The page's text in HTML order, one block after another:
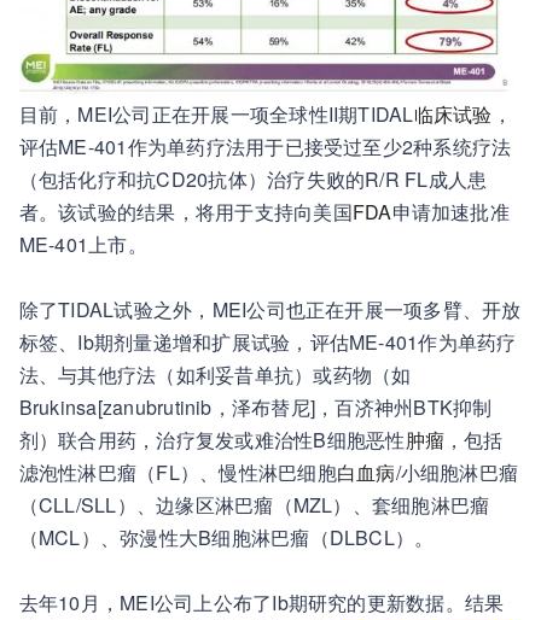
目前，MEI公司正在开展一项全球性II期TIDAL临床试验 ，
评估ME-401作为单药疗法用于已接受过至少2种系统疗法
（包括化疗和抗CD20抗体）治疗失败的R/R FL成人患
者。该试验的结果，将用于支持向美国FDA申请加速批准
ME-401上市。
除了TIDAL试验之外，MEI公司也正在开展一项多臂、开放
标签、Ib期剂量递增和扩展试验，评估ME-401作为单药疗
法、与其他疗法（如利妥昔单抗）或药物（如
Brukinsa[zanubrutinib，泽布替尼]，百济神州BTK抑制
剂）联合用药，治疗复发或难治性B细胞恶性肿瘤，包括
滤泡性淋巴瘤（FL）、慢性淋巴细胞白血病/小细胞淋巴瘤
（CLL/SLL）、边缘区淋巴瘤（MZL）、套细胞淋巴瘤
（MCL）、弥漫性大B细胞淋巴瘤（DLBCL）。
去年10月，MEI公司上公布了Ib期研究的更新数据。结果